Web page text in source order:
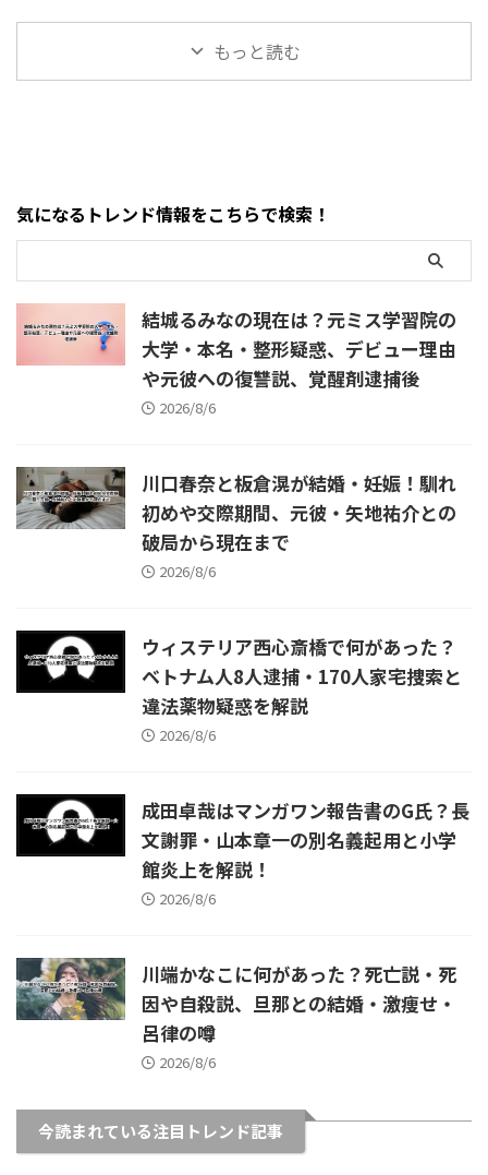
で何があったのか・なぜ大阪
府警が約170人も投入したの
なぜ山本章一氏を別名義で起
用したのか・一路一と山本章
んの訃報を伝える投稿がSNSで
拡散されました。 ネット上で
殺説は本当なのか・最近の激
痩せや呂律と関係があるの
か・過去の薬物・逮捕説は事
実なのか・最後のInstagram投
稿はいつだったのか 結論から
いうと、川端か ...
引、いわゆるFXによって大き
な損失を出し、「全財産がな
財産を失ったのか」 「借金や
自己破産の可能性はある？」
「ショートスリーパーの事業
はどうなる？」 など、さまざ
まな疑問が検索されています。
結論からいうと、堀大輔氏は配
信や ...
もっと読む
気になるトレンド情報をこちらで検索！
結城るみなの現在は？元ミス学習院の
大学・本名・整形疑惑、デビュー理由
や元彼への復讐説、覚醒剤逮捕後
2026/8/6
川口春奈と板倉滉が結婚・妊娠！馴れ
初めや交際期間、元彼・矢地祐介との
破局から現在まで
2026/8/6
ウィステリア西心斎橋で何があった？
ベトナム人8人逮捕・170人家宅捜索と
違法薬物疑惑を解説
2026/8/6
成田卓哉はマンガワン報告書のG氏？長
文謝罪・山本章一の別名義起用と小学
館炎上を解説！
2026/8/6
川端かなこに何があった？死亡説・死
因や自殺説、旦那との結婚・激痩せ・
呂律の噂
2026/8/6
今読まれている注目トレンド記事